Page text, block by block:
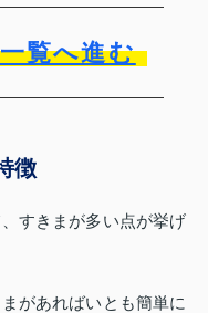
覧へ進む
徴
すきまが多い点が挙げ
があればいとも簡単に